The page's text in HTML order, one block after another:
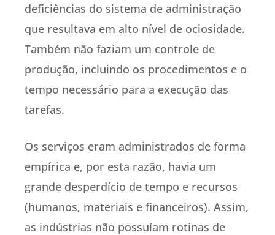
deficiências do sistema de administração
que resultava em alto nível de ociosidade.
Também não faziam um controle de
produção, incluindo os procedimentos e o
tempo necessário para a execução das
tarefas.
Os serviços eram administrados de forma
empírica e, por esta razão, havia um
grande desperdício de tempo e recursos
(humanos, materiais e financeiros). Assim,
as indústrias não possuíam rotinas de